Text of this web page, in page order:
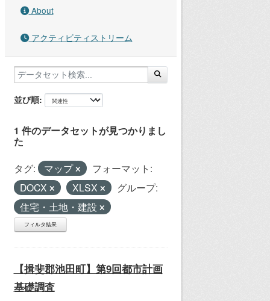
About
アクティビティストリーム
並び順
1 件のデータセットが見つかりまし
た
タグ: マップ
フォーマット:
DOCX
XLSX
グループ:
住宅・土地・建設
フィルタ結果
【揖斐郡池田町】第9回都市計画
基礎調査